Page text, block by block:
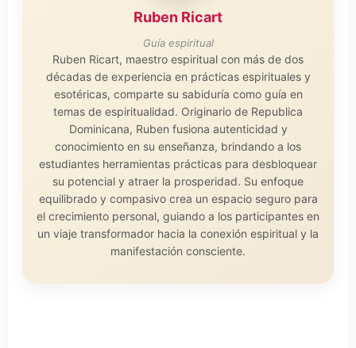
Ruben Ricart
Guía espiritual
Ruben Ricart, maestro espiritual con más de dos
décadas de experiencia en prácticas espirituales y
esotéricas, comparte su sabiduría como guía en
temas de espiritualidad. Originario de Republica
Dominicana, Ruben fusiona autenticidad y
conocimiento en su enseñanza, brindando a los
estudiantes herramientas prácticas para desbloquear
su potencial y atraer la prosperidad. Su enfoque
equilibrado y compasivo crea un espacio seguro para
el crecimiento personal, guiando a los participantes en
un viaje transformador hacia la conexión espiritual y la
manifestación consciente.